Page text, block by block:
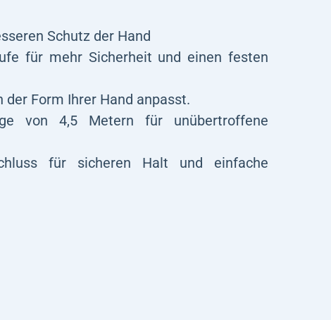
Schutz der Hand
für mehr Sicherheit und einen festen
Form Ihrer Hand anpasst.
von 4,5 Metern für unübertroffene
für sicheren Halt und einfache